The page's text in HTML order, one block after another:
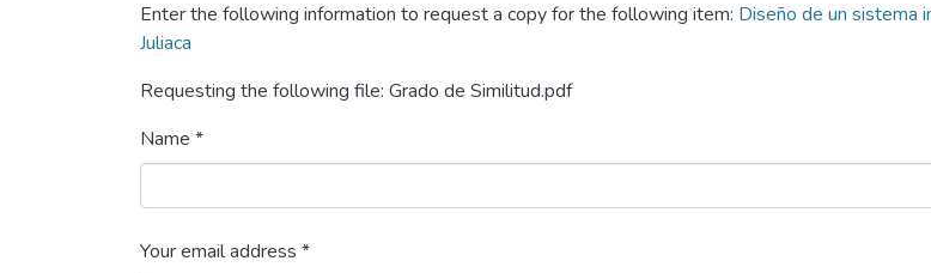
Enter the following information to request a copy for the following item: Diseño de un sistema
Juliaca
Requesting the following file: Grado de Similitud.pdf
Name *
Your email address *